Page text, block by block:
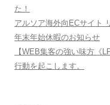
た！
アルソア海外向ECサイト
年末年始休暇のお知らせ
【WEB集客の強い味方《
行動を起こします。